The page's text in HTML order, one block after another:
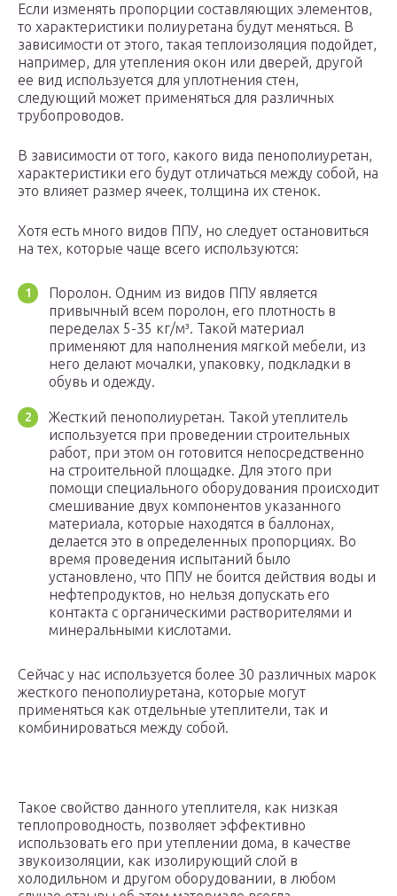
Если изменять пропорции составляющих элементов,
то характеристики полиуретана будут меняться. В
зависимости от этого, такая теплоизоляция подойдет,
например, для утепления окон или дверей, другой
ее вид используется для уплотнения стен,
следующий может применяться для различных
трубопроводов.
В зависимости от того, какого вида пенополиуретан,
характеристики его будут отличаться между собой, на
это влияет размер ячеек, толщина их стенок.
Хотя есть много видов ППУ, но следует остановиться
на тех, которые чаще всего используются:
Поролон. Одним из видов ППУ является
привычный всем поролон, его плотность в
переделах 5-35 кг/м³. Такой материал
применяют для наполнения мягкой мебели, из
него делают мочалки, упаковку, подкладки в
обувь и одежду.
Жесткий пенополиуретан. Такой утеплитель
используется при проведении строительных
работ, при этом он готовится непосредственно
на строительной площадке. Для этого при
помощи специального оборудования происходит
смешивание двух компонентов указанного
материала, которые находятся в баллонах,
делается это в определенных пропорциях. Во
время проведения испытаний было
установлено, что ППУ не боится действия воды и
нефтепродуктов, но нельзя допускать его
контакта с органическими растворителями и
минеральными кислотами.
Сейчас у нас используется более 30 различных марок
жесткого пенополиуретана, которые могут
применяться как отдельные утеплители, так и
комбинироваться между собой.
Такое свойство данного утеплителя, как низкая
теплопроводность, позволяет эффективно
использовать его при утеплении дома, в качестве
звукоизоляции, как изолирующий слой в
холодильном и другом оборудовании, в любом